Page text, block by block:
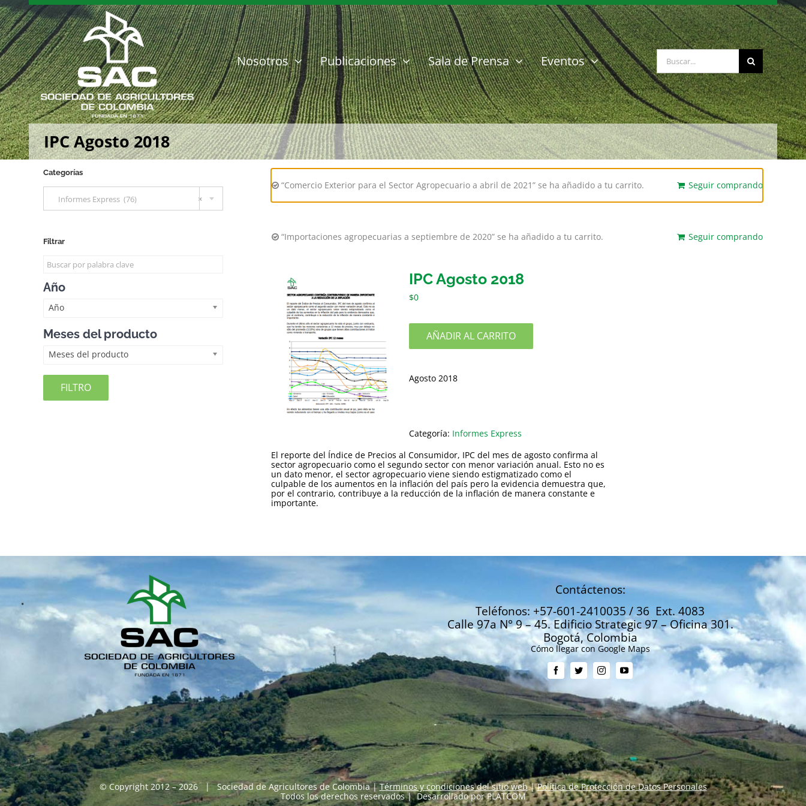
Saltar
al
contenido
Nosotros Publicaciones Sala de Prensa Eventos Buscar:
IPC Agosto 2018
“Comercio Exterior para el Sector Agropecuario a abril de 2021” se ha añadido a tu carrito. Seguir comprando
“Importaciones agropecuarias a septiembre de 2020” se ha añadido a tu carrito. Seguir comprando
IPC Agosto 2018
$0
AÑADIR AL CARRITO
Agosto 2018
Categoría: Informes Express
El reporte del Índice de Precios al Consumidor, IPC del mes de agosto confirma al
sector agropecuario como el segundo sector con menor variación anual. Esto no es
un dato menor, el sector agropecuario viene siendo estigmatizado como el
culpable de los aumentos en la inflación del país pero la evidencia demuestra que,
por el contrario, contribuye a la reducción de la inflación de manera constante e
importante.
Categorías
×
Informes Express (76)
Filtrar
Año
Año
Meses del producto
Meses del producto
FILTRO
Contáctenos:
Teléfonos: +57-601-2410035 / 36 Ext. 4083
Calle 97a N° 9 – 45. Edificio Strategic 97 – Oficina 301.
Bogotá, Colombia
Cómo llegar con Google Maps
© Copyright 2012 – 2026 | Sociedad de Agricultores de Colombia |Términos y condiciones del sitio web|Política de Protección de Datos Personales
Todos los derechos reservados | Desarrollado porPLATCOM